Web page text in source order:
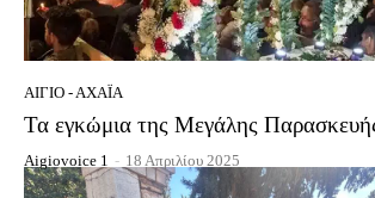
ΑΊΓΙΟ - ΑΧΑΪ́Α
Τα εγκώμια της Μεγάλης
Aigiovoice 1 - 18 Απριλίου 2025